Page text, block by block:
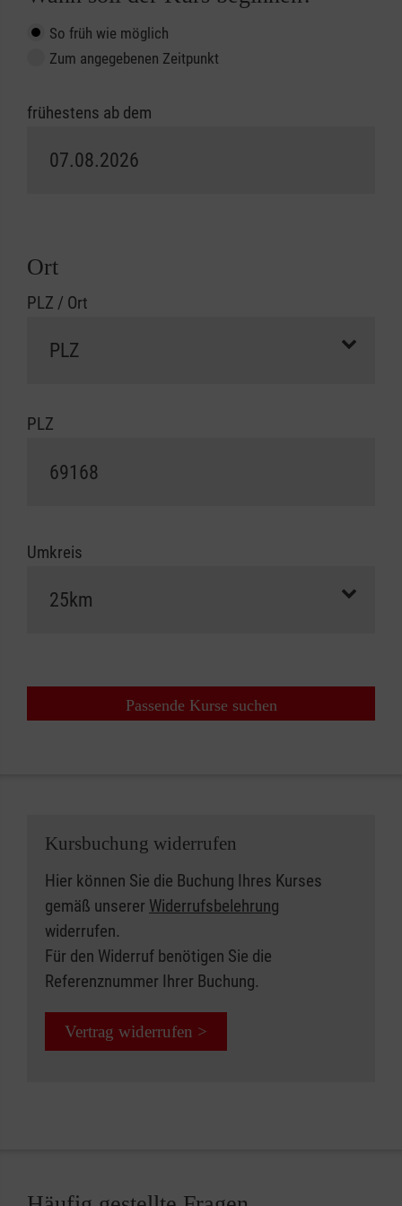
So früh wie möglich
Zum angegebenen Zeitpunkt
frühestens ab dem
Ort
PLZ / Ort
PLZ
Umkreis
Passende Kurse suchen
Kursbuchung widerrufen
Hier können Sie die Buchung Ihres Kurses
gemäß unserer Widerrufsbelehrung
widerrufen.
Für den Widerruf benötigen Sie die
Referenznummer Ihrer Buchung.
Vertrag widerrufen >